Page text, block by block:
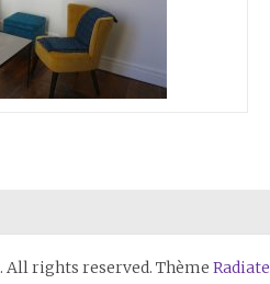
. All rights reserved. Thème Radiate